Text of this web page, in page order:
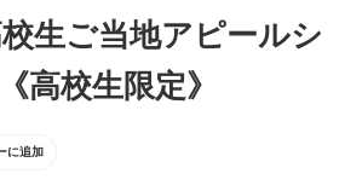
校生ご当地アピールシ
高校生限定》
に追加